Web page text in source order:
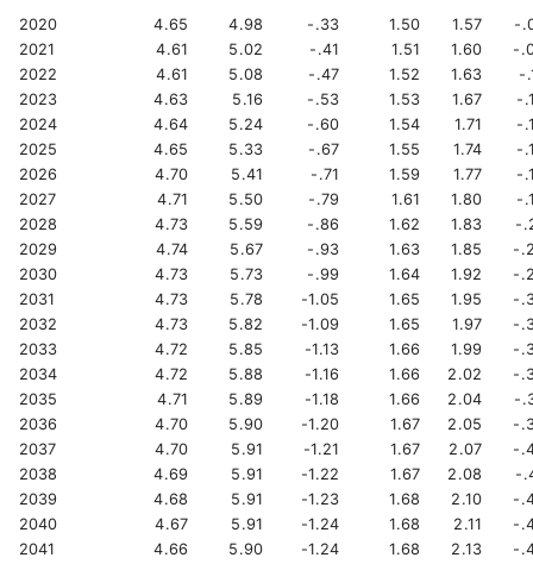
2020
4.65 4.98 -.33 1.50 1.57
-
2021
4.61 5.02 -.41 1.51 1.60
-
2022
4.61 5.08 -.47 1.52 1.63
-
2023
4.63 5.16 -.53 1.53 1.67
-
2024
4.64 5.24 -.60 1.54 1.71
-
2025
4.65 5.33 -.67 1.55 1.74
-
2026
4.70 5.41 -.71 1.59 1.77
-
2027
4.71 5.50 -.79 1.61 1.80
-
2028
4.73 5.59 -.86 1.62 1.83
-
2029
4.74 5.67 -.93 1.63 1.85
-
2030
4.73 5.73 -.99 1.64 1.92
-
2031
4.73 5.78 -1.05 1.65 1.95
-
2032
4.73 5.82 -1.09 1.65 1.97
-
2033
4.72 5.85 -1.13 1.66 1.99
-
2034
4.72 5.88 -1.16 1.66 2.02
-
2035
4.71 5.89 -1.18 1.66 2.04
-
2036
4.70 5.90 -1.20 1.67 2.05
-
2037
4.70 5.91 -1.21 1.67 2.07
-
2038
4.69 5.91 -1.22 1.67 2.08
-
2039
4.68 5.91 -1.23 1.68 2.10
-
2040
4.67 5.91 -1.24 1.68 2.11
-
2041
4.66 5.90 -1.24 1.68 2.13
-